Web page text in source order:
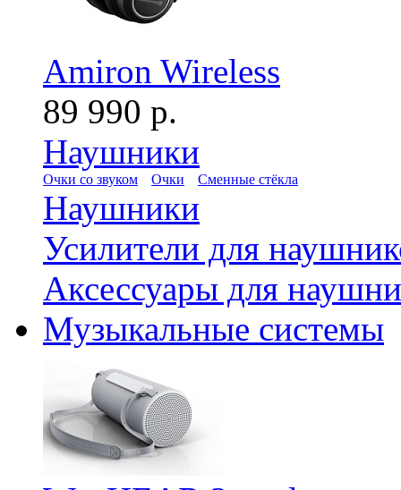
Amiron Wireless
89 990 р.
Наушники
Очки со звуком Очки Сменные стёкла
Наушники
Усилители для
Аксессуары для
Музыкальные системы